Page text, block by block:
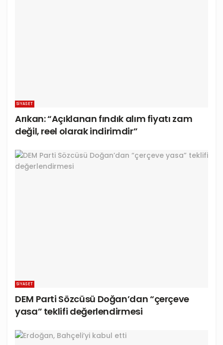
SIYASET
Arıkan: “Açıklanan fındık alım fiyatı zam
değil, reel olarak indirimdir”
SIYASET
DEM Parti Sözcüsü Doğan’dan “çerçeve
yasa” teklifi değerlendirmesi